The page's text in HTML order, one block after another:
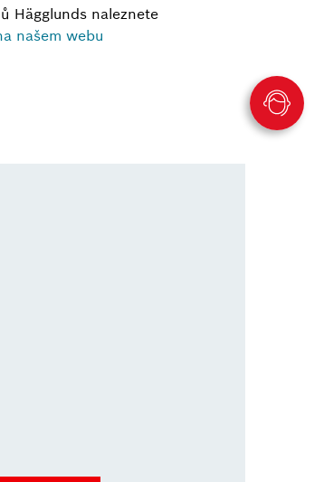
Hägglunds naleznete
našem webu